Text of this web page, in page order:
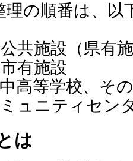
理の順番は、以
共施設（県有
有施設
高等学校、そ
ュニティセン
は